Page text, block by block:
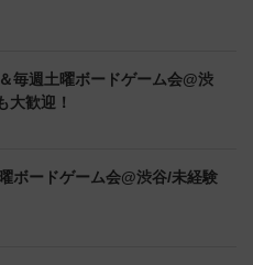
毎週土曜ボードゲーム会@渋
大歓迎！
ボードゲーム会@渋谷/未経験